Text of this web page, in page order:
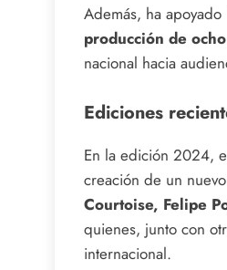
Además, ha apoyado
producción de
nacional hacia
Ediciones
En la edición 2024,
creación de un
Courtoise, Felipe
quienes, junto con
internacional.